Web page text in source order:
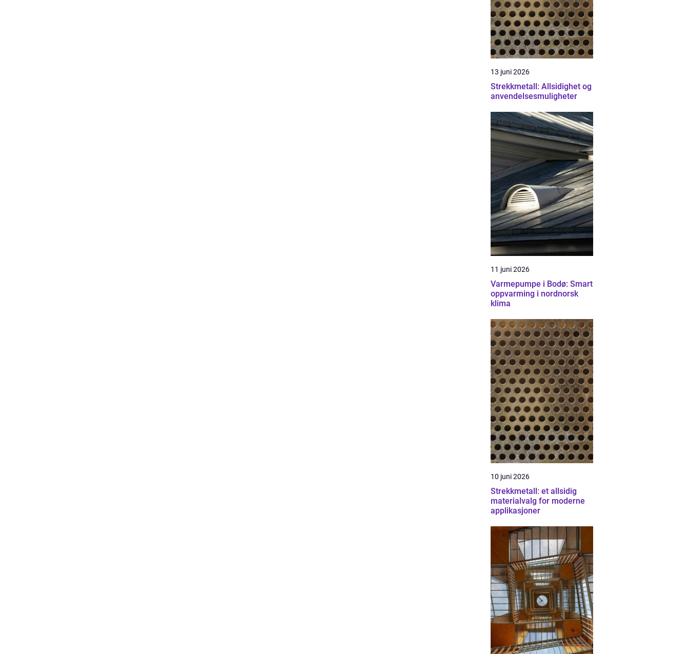
13 juni 2026
Strekkmetall: Allsidighet og
anvendelsesmuligheter
11 juni 2026
Varmepumpe i Bodø: Smart
oppvarming i nordnorsk
klima
10 juni 2026
Strekkmetall: et allsidig
materialvalg for moderne
applikasjoner